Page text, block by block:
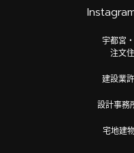
宇都宮
注文
建設業
設計事務
宅地建